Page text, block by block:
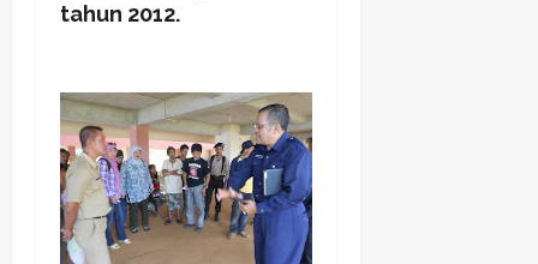
tahun 2012.